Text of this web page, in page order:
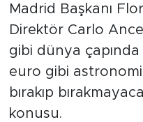
Madrid Başkanı
Direktör Carlo
gibi dünya
euro gibi
bırakıp
konusu.